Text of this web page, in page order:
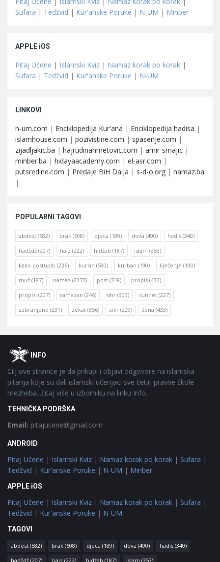
Sufara | Tedžvid | Kur'anske Poruke | N-UM | Minber
APPLE iOS
Pitaj Učene | Islamski Kviz | Namaz korak po korak |
Sufara | Tedžvid | Kur'anske Poruke | N-UM
LINKOVI
n-um.com | Enciklopedija Kur'ana | Enciklopedija hadisa |
islamhouse.com | pozivistine.com | spasenje.com |
zijadljakic.ba | hajrudinahmetovic.com | amir-smajic |
minber.ba | hidayaacademy.com | el-asr.com |
putsredine.com | Predaje BiH Daija | s-d-o.org | namaz.ba
|
POPULARNI TAGOVI
abdest (582) brak (608) djeca (189) dova (490) hadis (340)
hadždž (207) hajz (222) hidžab (187) islam (353)
kako postupiti (236) kur'an (580) kurban (190) liječenje (190)
muž (187) namaz (2377) post (748) propis (432)
propisi (207) ramazan (246) sihr (303) sunnet (227)
zabranjeno (231) zekat (356) zikr (229) žena (433)
FooterOINFO
Cilj ove stranice je da prikupi i objavi odgovore na islamska
pitanja koje su dali islamski učenjaci sve četiri pravne škole-
mezheba...čitaj više u izborniku na linku Info.
TEHNIČKA PODRŠKA
Email: pitajucene@gmail.com
ANDROID
Pitaj Učene | Islamski Kviz | Namaz korak po korak | Sufara |
Tedžvid | Kur'anske Poruke | N-UM | Minber
APPLE iOS
Pitaj Učene | Islamski Kviz | Namaz korak po korak | Sufara |
Tedžvid | Kur'anske Poruke | N-UM
TAGOVI
abdest (582) brak (608) djeca (189) dova (490) hadis (340)
hadždž (207) hajz (222) hidžab (187) islam (353)